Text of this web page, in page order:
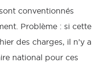
conventionnés
Problème : si cette
des charges, il n’y a
national pour ces